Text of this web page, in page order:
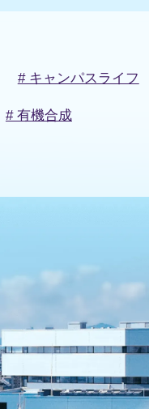
# キャンパスライフ
# 有機合成